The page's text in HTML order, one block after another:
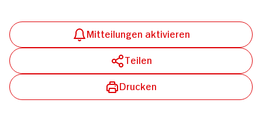
Mitteilungen aktivieren
Teilen
Drucken